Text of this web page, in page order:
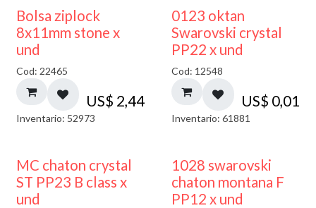
¡NUEVO!
Bolsa ziplock
8x11mm stone x
und
Cod: 22465
US$ 2,44
Inventario: 52973
0123 oktan
Swarovski crystal
PP22 x und
Cod: 12548
US$ 0,01
Inventario: 61881
MC chaton crystal
ST PP23 B class x
und
1028 swarovski
chaton montana F
PP12 x und